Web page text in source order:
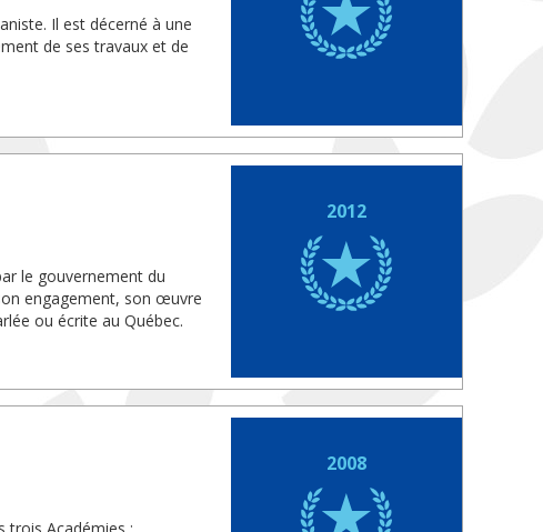
Il est décerné à une
de ses travaux et de
le gouvernement du
engagement, son œuvre
ou écrite au Québec.
2012
2008